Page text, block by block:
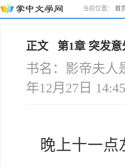
当前位置： 首
正文 第1章 突发意
书名：影帝夫
年12月27日 14:45
晚上十一点